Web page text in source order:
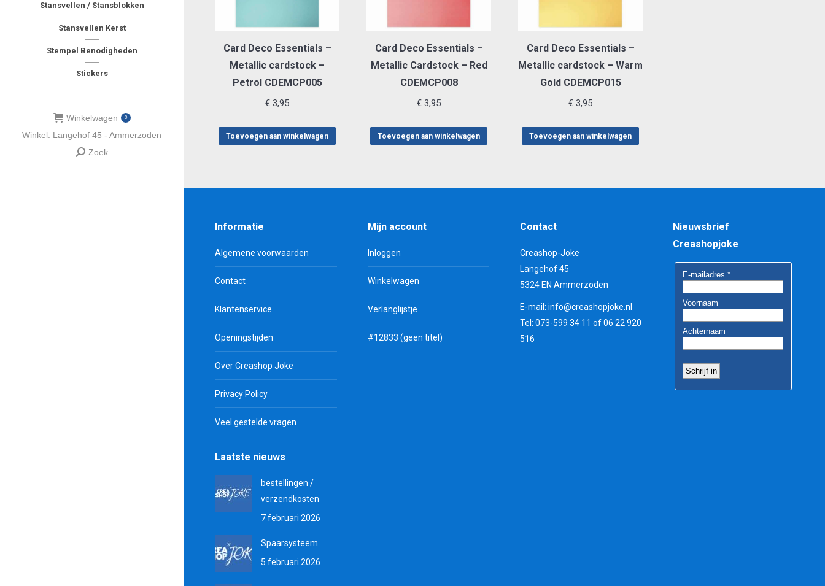
Stansvellen / Stansblokken
Stansvellen Kerst
Stempel Benodigheden
Stickers
Winkelwagen 0
Winkel: Langehof 45 - Ammerzoden
Zoeken:
Zoek
Card Deco Essentials –
Metallic cardstock –
Petrol CDEMCP005
€ 3,95
Toevoegen aan winkelwagen
Card Deco Essentials –
Metallic Cardstock – Red
CDEMCP008
€ 3,95
Toevoegen aan winkelwagen
Card Deco Essentials –
Metallic cardstock – Warm
Gold CDEMCP015
€ 3,95
Toevoegen aan winkelwagen
Informatie
Algemene voorwaarden
Contact
Klantenservice
Openingstijden
Over Creashop Joke
Privacy Policy
Veel gestelde vragen
Mijn account
Inloggen
Winkelwagen
Verlanglijstje
#12833 (geen titel)
Contact
Creashop-Joke
Langehof 45
5324 EN Ammerzoden
E-mail: info@creashopjoke.nl
Tel: 073-599 34 11 of 06 22 920
516
Nieuwsbrief
Creashopjoke
Laatste nieuws
bestellingen /
verzendkosten
7 februari 2026
Spaarsysteem
5 februari 2026